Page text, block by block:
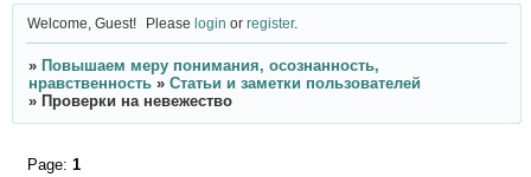
Welcome, Guest! Pleaselogin orregister.
» Повышаем меру понимания, осознанность,
нравственность » Статьи и заметки пользователей
» Проверки на невежество
Page: 1